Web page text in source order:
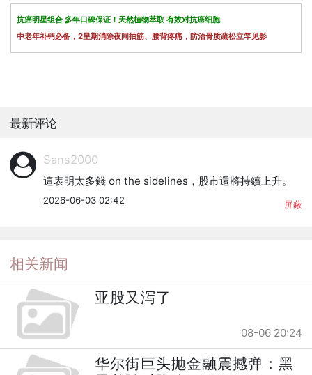
抗癌明星组合 多年口碑保证！天然植物萃取 有效对抗癌细胞
中老年补钙必备，2星期消除夜间抽筋、腰背疼痛，防治骨质疏松立竿见影
最新评论
Sans2000
這表明太多錢 on the sidelines，股市還將持續上升。
2026-06-03 02:42 屏蔽
相关新闻
亚股又泻了
08-06 20:24
华尔街巨头抛金融震撼弹：黑